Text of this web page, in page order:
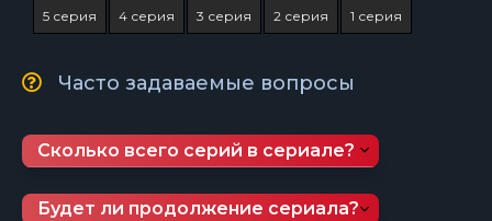
5 серия 4 серия 3 серия 2 серия 1 серия
Часто задаваемые вопросы
Сколько всего серий в сериале?
Будет ли продолжение сериала?